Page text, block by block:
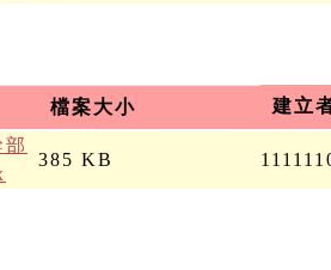
檔案大小
建立
385 KB